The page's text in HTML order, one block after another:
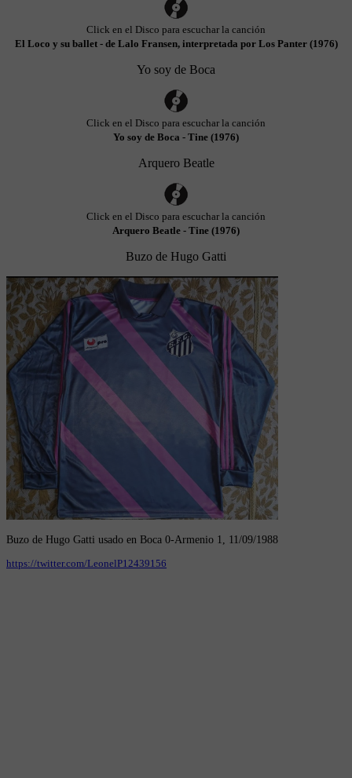
Click en el Disco para escuchar la canción
El Loco y su ballet - de Lalo Fransen, interpretada por Los Panter (1976)
Yo soy de Boca
Click en el Disco para escuchar la canción
Yo soy de Boca - Tine (1976)
Arquero Beatle
Click en el Disco para escuchar la canción
Arquero Beatle - Tine (1976)
Buzo de Hugo Gatti
Buzo de Hugo Gatti usado en Boca 0-Armenio 1, 11/09/1988
https://twitter.com/LeonelP12439156